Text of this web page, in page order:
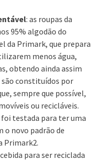
: as roupas da
95% algodão do
da Primark, que prepara
menos água,
obtendo ainda assim
constituídos por
sempre que possível,
ou recicláveis.
testada para ter uma
o novo padrão de
Primark2.
para ser reciclada